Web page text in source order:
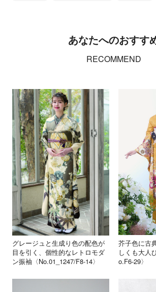
あなたへのおすす
RECOMMEND
グレージュと生成り色の配色が
目を引く、個性的なレトロモダ
ン振袖〈No.01_1247/F8-14〉
芥子色に古
しくも大人
o.F6-29〉